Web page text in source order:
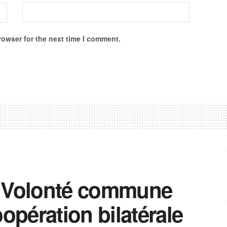
for the next time I comment.
commune
bilatérale